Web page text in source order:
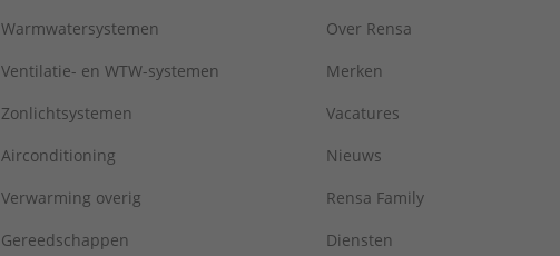
Warmwatersystemen
Ventilatie- en WTW-systemen
Zonlichtsystemen
Airconditioning
Verwarming overig
Gereedschappen
Over Rensa
Merken
Vacatures
Nieuws
Rensa Family
Diensten